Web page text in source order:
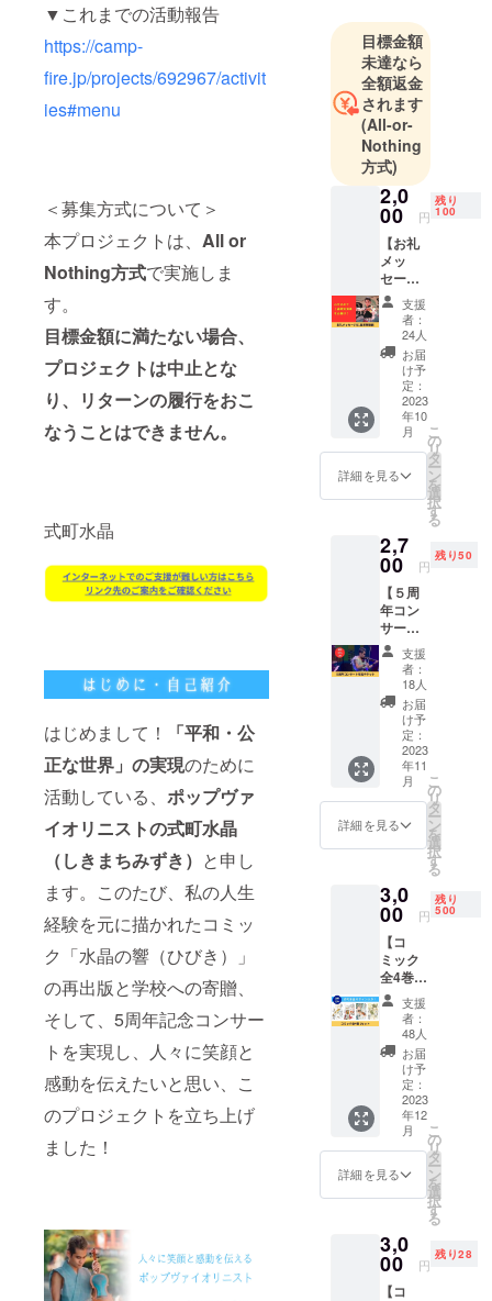
▼これまでの活動報告
https://camp-
fire.jp/projects/692967/activit
ies#menu
＜募集方式について＞
本プロジェクトは、 All or
Nothing方式で実施しま
す。
目標金額に満たない場合、
プロジェクトは中止とな
り、リターンの履行をおこ
なうことはできません。
式町水晶
はじめまして！
「平和・公
正な世界」の実現のために
活動している、 ポップヴァ
イオリニストの式町水晶
（しきまちみずき） と申し
ます。このたび、私の人生
経験を元に描かれたコミッ
ク「水晶の響（ひびき）」
の再出版と学校への寄贈、
そして、5周年記念コンサー
トを実現し、人々に笑顔と
感動を伝えたいと思い、こ
のプロジェクトを立ち上げ
ました！
れた瓦礫や
家具を再利
用して作ら
れた「津波
ヴァイオリ
ン」を所持
し演奏する
ことを託さ
れ、障がい
者と健常者
の垣根を越
え、より多
くの人々に
夢や希望を
贈りたいと
の思いで、
被災地をは
じめ全国各
地で災害支
を中心に、
コンサー
ト、ライ
ブ、各種講
演会、楽曲
制作も精力
的に行って
おります。
2018年21歳
でキングレ
コードより
メジャーデ
ビューを果
たし、2021
リンピック
閉会式での
演奏を経
目標金額
未達なら
全額返金
されます
(All-or-
Nothing
方式)
2,0
00 円
残り
100
【お礼
メッ
セージ&
１曲特
別演奏
動画】
このプ
ロジェ
クトを
応援し
たいあ
なた向
けのリ
ターン
です。
式町水
熱いお
礼・
メッ
セージ
動画を
お送り
させて
いただ
きま
す。 ま
た、１
曲演奏
も動画
内でお
届けし
ますの
で何の
てくだ
さい。
なお、
支援時
に上乗
せ支援
が可能
です。
応援の
気持ち
の上乗
せ、大
歓迎で
す！ ※
メール
アドレ
スを必
支援
者：
24人
お届
け予
定：
2023
年10
月
詳細を見る
こ
の
リ
タ
ー
ン
を
選
択
す
る
2,7
00 円
残り50
【５周
年コン
サート
参加チ
ケッ
ト】 自
由席チ
ケット
をお届
けしま
す。 日
程：
2023年
11月16
日 13
時から
所：小
田原三
の丸
ホール
大ホー
ル（神
奈川県
小田原
市本町1
丁目7-
50） ゲ
スト：
片岡鶴
太郎 氏
※郵送費
込みの
価格で
記載を
お願い
しま
す。
支援
者：
18人
お届
け予
定：
2023
年11
月
詳細を見る
こ
の
リ
タ
ー
ン
を
選
択
す
る
3,0
00 円
残り
500
【コ
ミック
全4巻 1
セッ
ト】
※「〇〇
様へ」
という
サイン
をご希
望の場
合、備
考欄に
「宛名
（お名
前・
ネー
ム）を
必ずご
記載く
支援
者：
48人
お届
け予
定：
2023
年12
月
詳細を見る
こ
の
リ
タ
ー
ン
を
選
択
す
る
3,0
00 円
残り28
【コ